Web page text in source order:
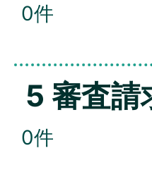
0件
5 審査請
0件